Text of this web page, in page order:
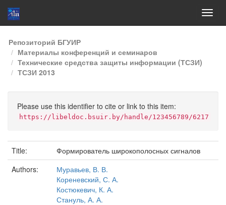
Skip
navigation
Репозиторий БГУИР
Материалы конференций и семинаров
Технические средства защиты информации (ТСЗИ)
ТСЗИ 2013
Please use this identifier to cite or link to this item:
https://libeldoc.bsuir.by/handle/123456789/6217
Title:
Формирователь широкополосных сигналов
Authors:
Муравьев, В. В.
Кореневский, С. А.
Костюкевич, К. А.
Стануль, А. А.